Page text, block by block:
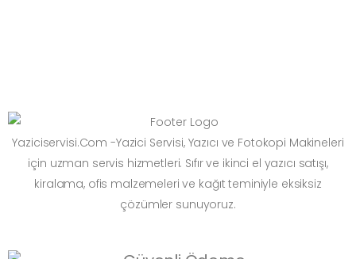
Yaziciservisi.Com -Yazici Servisi, Yazıcı ve Fotokopi Makineleri
için uzman servis hizmetleri. Sıfır ve ikinci el yazıcı satışı,
kiralama, ofis malzemeleri ve kağıt teminiyle eksiksiz
çözümler sunuyoruz.